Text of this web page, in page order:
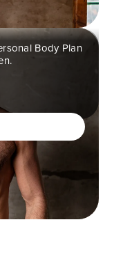
op wilt
te realiseren?
Body Plan